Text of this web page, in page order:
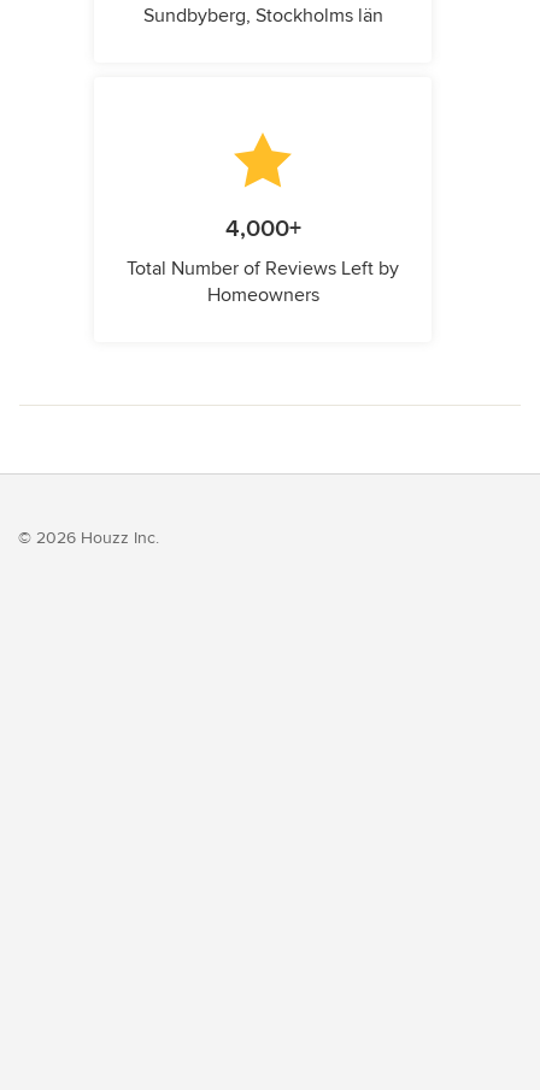
Sundbyberg, Stockholms län
4,000+
Total Number of Reviews Left by
Homeowners
© 2026 Houzz Inc.